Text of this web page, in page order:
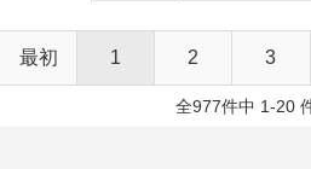
最初 1 2 3
全977件中 1-20